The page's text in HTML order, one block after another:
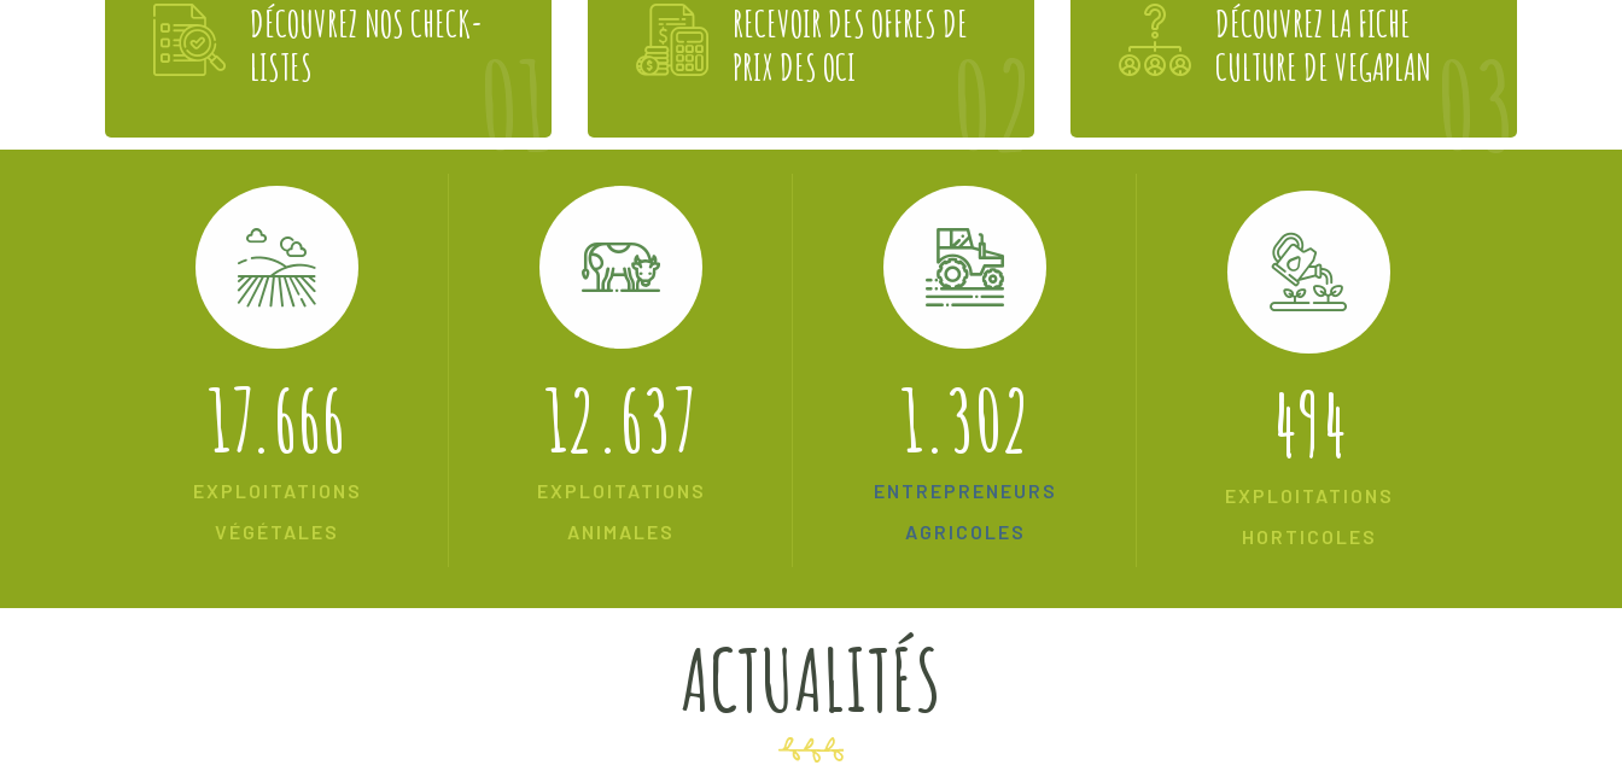
DÉCOUVREZ NOS CHECK-
LISTES
01
RECEVOIR DES OFFRES DE
PRIX DES OCI
02
DÉCOUVREZ LA FICHE
CULTURE DE VEGAPLAN03
17.666
EXPLOITATIONS
VÉGÉTALES
12.637
EXPLOITATIONS
ANIMALES
1.302
ENTREPRENEURS
AGRICOLES
494
EXPLOITATIONS
HORTICOLES
ACTUALITÉS